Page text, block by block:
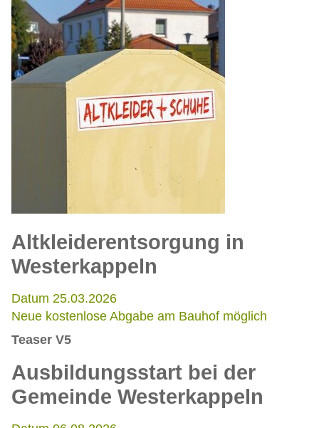
Altkleiderentsorgung in
Westerkappeln
Datum 25.03.2026
Neue kostenlose Abgabe am Bauhof möglich
Teaser V5
Ausbildungsstart bei der
Gemeinde Westerkappeln